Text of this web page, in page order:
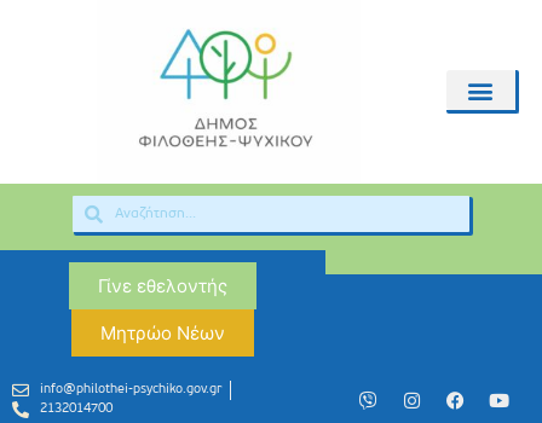
Γίνε εθελοντής
Μητρώο Νέων
info@philothei-psychiko.gov.gr
2132014700